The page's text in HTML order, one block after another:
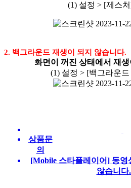
(1) 설정 > [제스
2. 백그라운드 재생이 되지 않습니다.
화면이 꺼진 상태에서 재
(1) 설정 > [백그라운
상품문
의
[Mobile 스타플레이어] 동영
않습니다